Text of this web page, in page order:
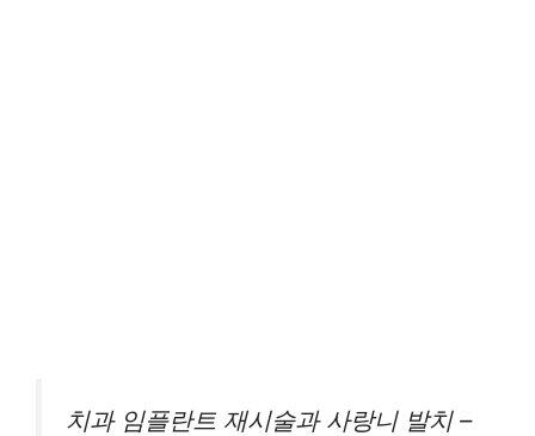
치과 임플란트 재시술과 사랑니 발치 –